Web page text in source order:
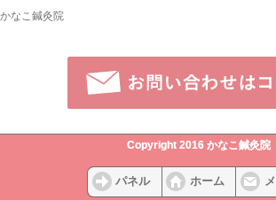
かなこ鍼灸院
Copyright 2016 かなこ鍼灸院
パネル ホーム